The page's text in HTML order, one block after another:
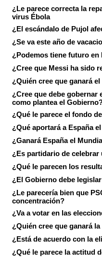
¿Le parece correcta la
virus Ébola
¿El escándalo de Pujol
¿Se va este año de
¿Podemos tiene futuro
¿Cree que Messi ha sido
¿Quién cree que ganará
¿Cree que debe gobernar
como plantea el
¿Qué le parece el fondo
¿Qué aportará a España
¿Ganará España el
¿Es partidario de
¿Qué le parecen los
¿El Gobierno debe
¿Le parecería bien que
concentración?
¿Va a votar en las
¿Quién cree que ganará
¿Está de acuerdo con la
¿Qué le parece la actitud